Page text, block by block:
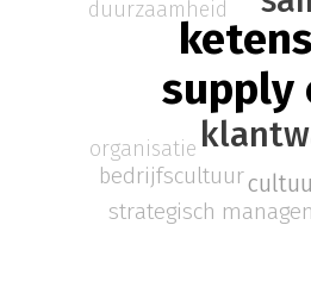
supply
strategisch
bedrijfscultuur
organisatie
duurzaamheid